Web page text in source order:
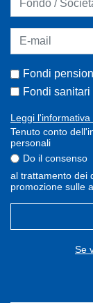
Fondi
Fondi sanitari
Leggi
Tenuto conto
personali
Do il consenso
al trattamento dei
promozione sulle
Se